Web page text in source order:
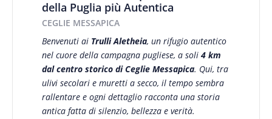
della Puglia più Autentica
CEGLIE MESSAPICA
Benvenuti ai Trulli Aletheia, un rifugio autentico
nel cuore della campagna pugliese, a soli 4 km
dal centro storico di Ceglie Messapica. Qui, tra
ulivi secolari e muretti a secco, il tempo sembra
rallentare e ogni dettaglio racconta una storia
antica fatta di silenzio, bellezza e verità.